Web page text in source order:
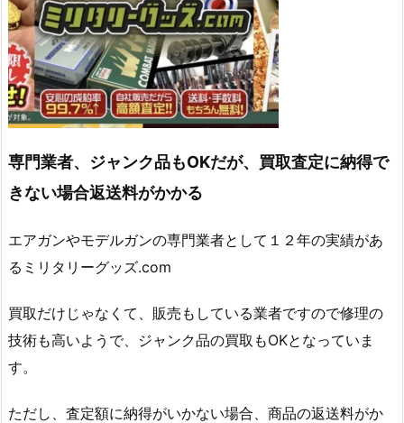
専門業者、ジャンク品もOKだが、買取査定に納得で
きない場合返送料がかかる
エアガンやモデルガンの専門業者として１２年の実績があ
るミリタリーグッズ.com
買取だけじゃなくて、販売もしている業者ですので修理の
技術も高いようで、ジャンク品の買取もOKとなっていま
す。
ただし、査定額に納得がいかない場合、商品の返送料がか